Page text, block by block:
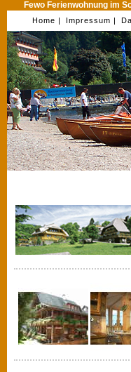
Fewo Ferienwohnung im
Home | Impressum |